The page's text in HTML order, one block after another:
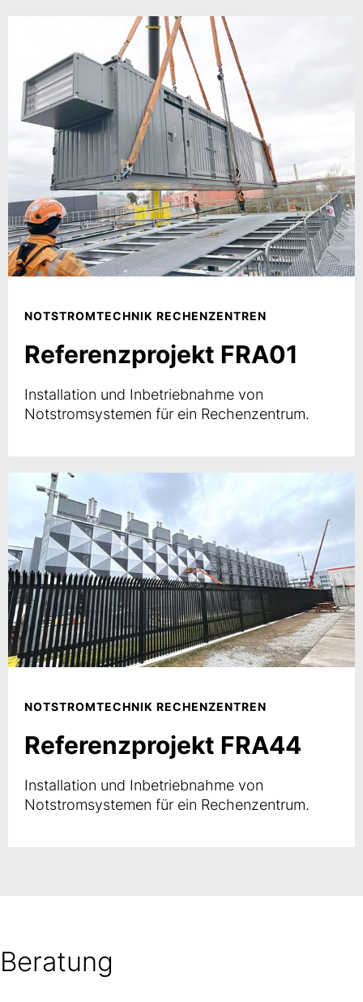
NOTSTROMTECHNIK RECHENZENTREN
Referenzprojekt FRA01
Installation und Inbetriebnahme von
Notstromsystemen für ein Rechenzentrum.
NOTSTROMTECHNIK RECHENZENTREN
Referenzprojekt FRA44
Installation und Inbetriebnahme von
Notstromsystemen für ein Rechenzentrum.
Beratung